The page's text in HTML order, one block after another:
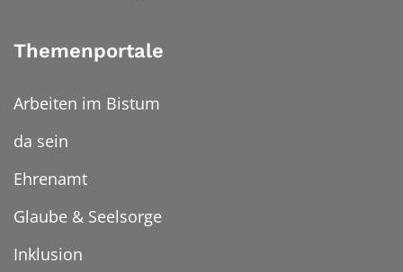
Themenportale
Arbeiten im Bistum
da sein
Ehrenamt
Glaube & Seelsorge
Inklusion